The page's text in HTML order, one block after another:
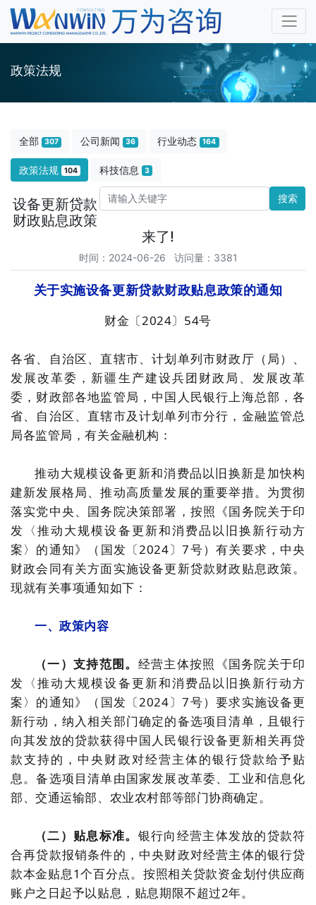
政策法规
全部 307 公司新闻 36 行业动态 164
政策法规 104 科技信息 3
搜索
设备更新贷款
财政贴息政策
来了!
时间：2024-06-26 访问量：3381
关于实施设备更新贷款财政贴息政策的通知
财金〔2024〕54号
各省、自治区、直辖市、计划单列市财政厅（局）、
发展改革委，新疆生产建设兵团财政局、发展改革
委，财政部各地监管局，中国人民银行上海总部，各
省、自治区、直辖市及计划单列市分行，金融监管总
局各监管局，有关金融机构：
推动大规模设备更新和消费品以旧换新是加快构
建新发展格局、推动高质量发展的重要举措。为贯彻
落实党中央、国务院决策部署，按照《国务院关于印
发〈推动大规模设备更新和消费品以旧换新行动方
案〉的通知》（国发〔2024〕7号）有关要求，中央
财政会同有关方面实施设备更新贷款财政贴息政策。
现就有关事项通知如下：
一、政策内容
（一）支持范围。 经营主体按照《国务院关于印
发〈推动大规模设备更新和消费品以旧换新行动方
案〉的通知》（国发〔2024〕7号）要求实施设备更
新行动，纳入相关部门确定的备选项目清单，且银行
向其发放的贷款获得中国人民银行设备更新相关再贷
款支持的，中央财政对经营主体的银行贷款给予贴
息。备选项目清单由国家发展改革委、工业和信息化
部、交通运输部、农业农村部等部门协商确定。
（二）贴息标准。 银行向经营主体发放的贷款符
合再贷款报销条件的，中央财政对经营主体的银行贷
款本金贴息1个百分点。按照相关贷款资金划付供应商
账户之日起予以贴息，贴息期限不超过2年。